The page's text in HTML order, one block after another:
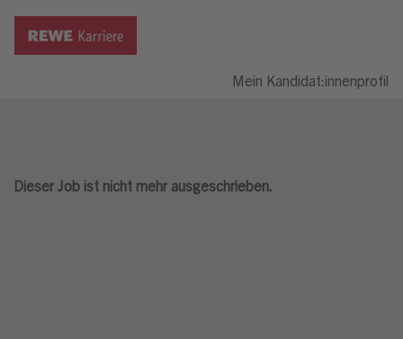
Mein Kandidat:innenprofil
Dieser Job ist nicht mehr ausgeschrieben.